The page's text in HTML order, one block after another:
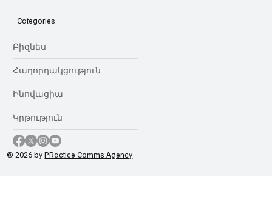
նվիրում որոշում
Categories
Բիզնես
Հաղորդակցություն
Ինովացիա
Կրթություն
© 2026 byPRactice Comms Agency